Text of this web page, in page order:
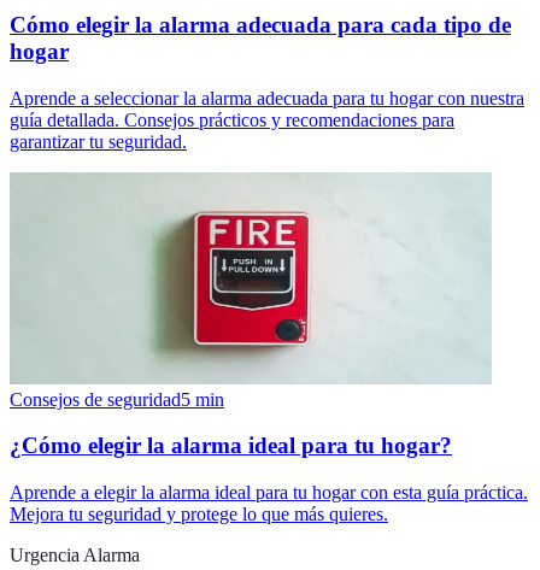
Cómo elegir la alarma adecuada para cada tipo de
hogar
Aprende a seleccionar la alarma adecuada para tu hogar con nuestra
guía detallada. Consejos prácticos y recomendaciones para
garantizar tu seguridad.
Consejos de seguridad5 min
¿Cómo elegir la alarma ideal para tu hogar?
Aprende a elegir la alarma ideal para tu hogar con esta guía práctica.
Mejora tu seguridad y protege lo que más quieres.
Urgencia Alarma